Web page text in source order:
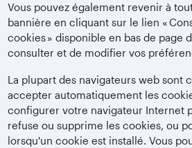
Vous pouvez également revenir à
bannière en cliquant sur le lien «
cookies » disponible en bas de page
consulter et de modifier vos
La plupart des navigateurs web sont
accepter automatiquement les
configurer votre navigateur Internet
refuse ou supprime les cookies, ou
lorsqu'un cookie est installé. Vous